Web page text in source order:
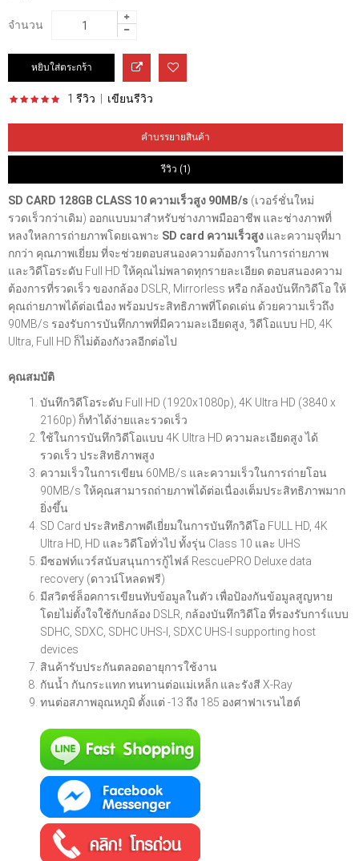
จำนวน
1 รีวิว เขียนรีวิว
คำบรรยายสินค้า
รีวิว (1)
SD CARD 128GB CLASS 10 ความเร็วสูง 90MB/s (เวอร์ชั่นใหม่
รวดเร็วกว่าเดิม) ออกแบบมาสำหรับช่างภาพมืออาชีพ และช่างภาพที่
หลงใหลการถ่ายภาพโดยเฉพาะ SD card ความเร็วสูง และความจุที่มา
กกว่า คุณภาพเยี่ยม ที่จะช่วยตอบสนองความต้องการในการถ่ายภาพ
และวิดีโอระดับ Full HD ให้คุณไม่พลาดทุกรายละเอียด ตอบสนองความ
ต้องการที่รวดเร็ว ของกล้อง DSLR, Mirrorless หรือ กล้องบันทึกวิดีโอ ให้
คุณถ่ายภาพได้ต่อเนื่อง พร้อมประสิทธิภาพที่โดดเด่น ด้วยความเร็วถึง
90MB/s รองรับการบันทึกภาพที่มีความละเอียดสูง, วิดีโอแบบ HD, 4K
Ultra, Full HD ก็ไม่ต้องกังวลอีกต่อไป
คุณสมบัติ
บันทึกวิดีโอระดับ Full HD (1920x1080p), 4K Ultra HD (3840 x
2160p) ก็ทำได้ง่ายและรวดเร็ว
ใช้ในการบันทึกวิดีโอแบบ 4K Ultra HD ความละเอียดสูง ได้
รวดเร็ว ประสิทธิภาพสูง
ความเร็วในการเขียน 60MB/s และความเร็วในการถ่ายโอน
90MB/s ให้คุณสามารถถ่ายภาพได้ต่อเนื่องเต็มประสิทธิภาพมาก
ยิ่งขึ้น
SD Card ประสิทธิภาพดีเยี่ยมในการบันทึกวิดีโอ FULL HD, 4K
Ultra HD, HD และวิดีโอทั่วไป ทั้งรุ่น Class 10 และ UHS
มีซอฟท์แวร์สนับสนุนการกู้ไฟล์ RescuePRO Deluxe data
recovery (ดาวน์โหลดฟรี)
มีสวิตช์ล็อคการเขียนทับข้อมูลในตัว เพื่อป้องกันข้อมูลสูญหาย
โดยไม่ตั้งใจใช้กับกล้อง DSLR, กล้องบันทึกวิดีโอ ที่รองรับการ์แบบ
SDHC, SDXC, SDHC UHS-I, SDXC UHS-I supporting host
devices
สินค้ารับประกันตลอดอายุการใช้งาน
กันน้ำ กันกระแทก ทนทานต่อแม่เหล็ก และรังสี X-Ray
ทนต่อสภาพอุณหภูมิ ตั้งแต่ -13 ถึง 185 องศาฟาเรนไฮต์